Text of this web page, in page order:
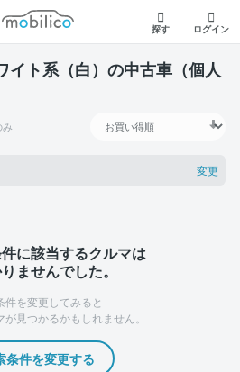
モビリコ
探す ログイン
イト系（白）の中古車（個人
変更
に該当するクルマは
ませんでした。
件を変更してみると
見つかるかもしれません。
条件を変更する